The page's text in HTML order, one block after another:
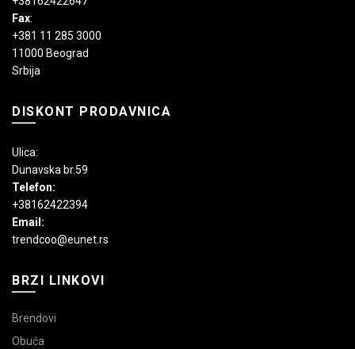
Fax:
+381 11 285 3000
11000 Beograd
Srbija
DISKONT PRODAVNICA
Ulica:
Dunavska br.59
Telefon:
+38162422394
Email:
trendcoo@eunet.rs
BRZI LINKOVI
Brendovi
Obuća